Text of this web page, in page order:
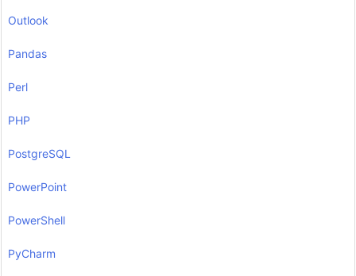
Outlook
Pandas
Perl
PHP
PostgreSQL
PowerPoint
PowerShell
PyCharm